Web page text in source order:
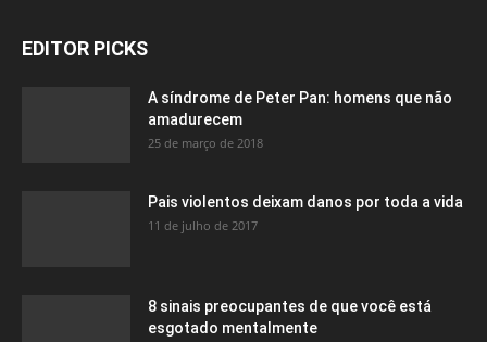
EDITOR PICKS
A síndrome de Peter Pan: homens que não
amadurecem
25 de março de 2018
Pais violentos deixam danos por toda a vida
11 de julho de 2017
8 sinais preocupantes de que você está
esgotado mentalmente